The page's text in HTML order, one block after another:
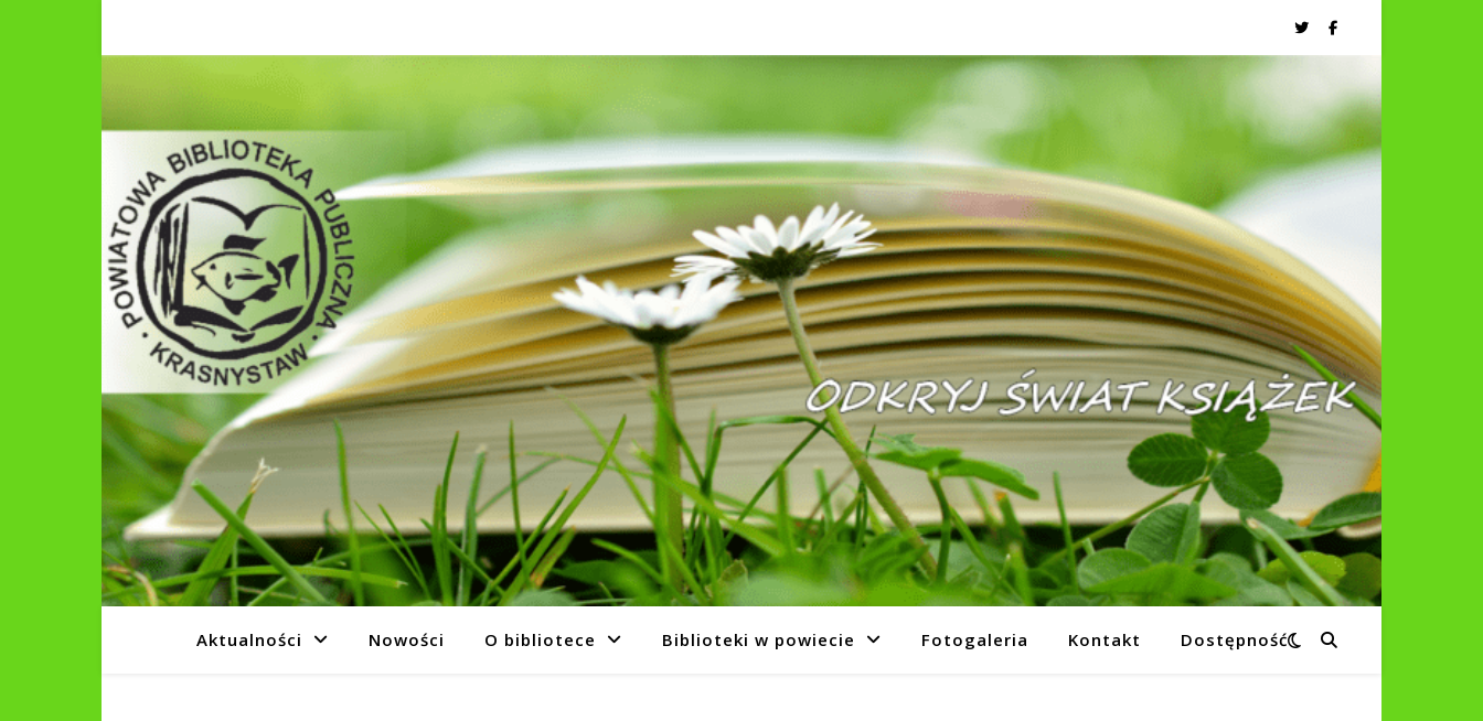
Aktualności Nowości O bibliotece Biblioteki w powiecie Fotogaleria Kontakt Dostępność